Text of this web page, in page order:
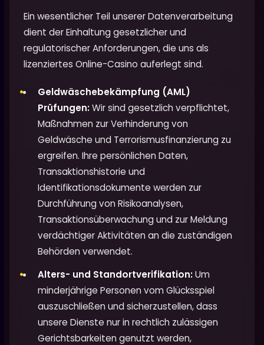
Ein wesentlicher Teil unserer Datenverarbeitung
dient der Einhaltung gesetzlicher und
regulatorischer Anforderungen, die uns als
lizenziertes Online-Casino auferlegt sind.
Geldwäschebekämpfung (AML)
Prüfungen:Wir sind gesetzlich verpflichtet,
Maßnahmen zur Verhinderung von
Geldwäsche und Terrorismusfinanzierung zu
ergreifen. Ihre persönlichen Daten,
Transaktionshistorie und
Identifikationsdokumente werden zur
Durchführung von Risikoanalysen,
Transaktionsüberwachung und zur Meldung
verdächtiger Aktivitäten an die zuständigen
Behörden verwendet.
Alters- und Standortverifikation:Um
minderjährige Personen vom Glücksspiel
auszuschließen und sicherzustellen, dass
unsere Dienste nur in rechtlich zulässigen
Gerichtsbarkeiten genutzt werden,